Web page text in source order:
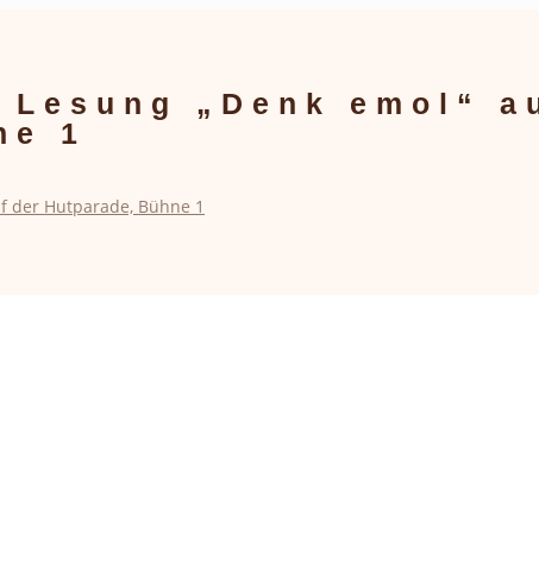
„Denk emol“
1
der Hutparade, Bühne 1